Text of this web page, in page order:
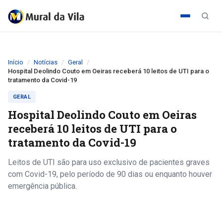
Início Notícias
Geral
Hospital Deolindo Couto em Oeiras receberá 10 leitos de UTI para o
tratamento da Covid-19
GERAL
Hospital Deolindo Couto em Oeiras
receberá 10 leitos de UTI para o
tratamento da Covid-19
Leitos de UTI são para uso exclusivo de pacientes graves
com Covid-19, pelo período de 90 dias ou enquanto houver
emergência pública.